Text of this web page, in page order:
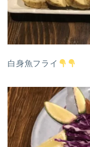
白身魚フライ